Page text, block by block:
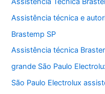
Assistência técnica e
Brastemp SP
Assistência técnica
grande São Paulo
São Paulo Electrolux